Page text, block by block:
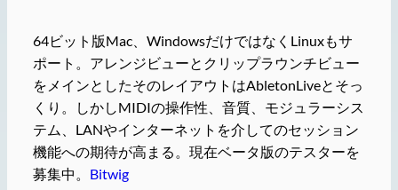
64ビット版Mac、WindowsだけではなくLinuxもサ
ポート。アレンジビューとクリップラウンチビュー
をメインとしたそのレイアウトはAbletonLiveとそっ
くり。しかしMIDIの操作性、音質、モジュラーシス
テム、LANやインターネットを介してのセッション
機能への期待が高まる。現在ベータ版のテスターを
募集中。 Bitwig